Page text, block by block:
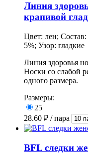
Линия
крапивой
Цвет: лен;
5%; Узор: гладкие
Линия здоровья
Носки со слабой
одного размера.
Размеры:
25
28.60 ₽ / пара
BFL следки